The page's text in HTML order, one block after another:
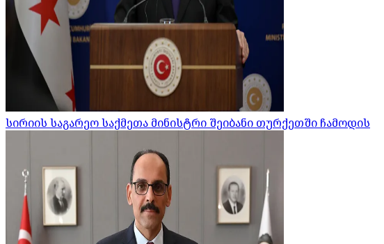
სირიის საგარეო საქმეთა მინისტრი შეიბანი თურქეთში ჩამოდის